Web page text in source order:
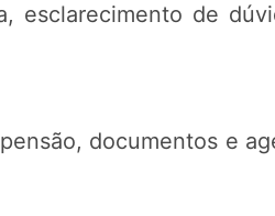
esclarecimento de
documentos e